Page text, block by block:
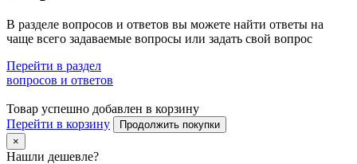
В разделе вопросов и ответов вы можете найти ответы на
чаще всего задаваемые вопросы или задать свой вопрос
Перейти в раздел
вопросов и ответов
Товар успешно добавлен в корзину
Перейти в корзину
Продолжить покупки
×
Нашли дешевле?